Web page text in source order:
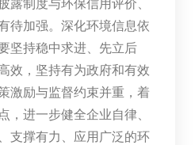
待加强。深化环境信息依
坚持稳中求进、先立后
效，坚持有为政府和有效
激励与监督约束并重，着
，进一步健全企业自律、
支撑有力、应用广泛的环